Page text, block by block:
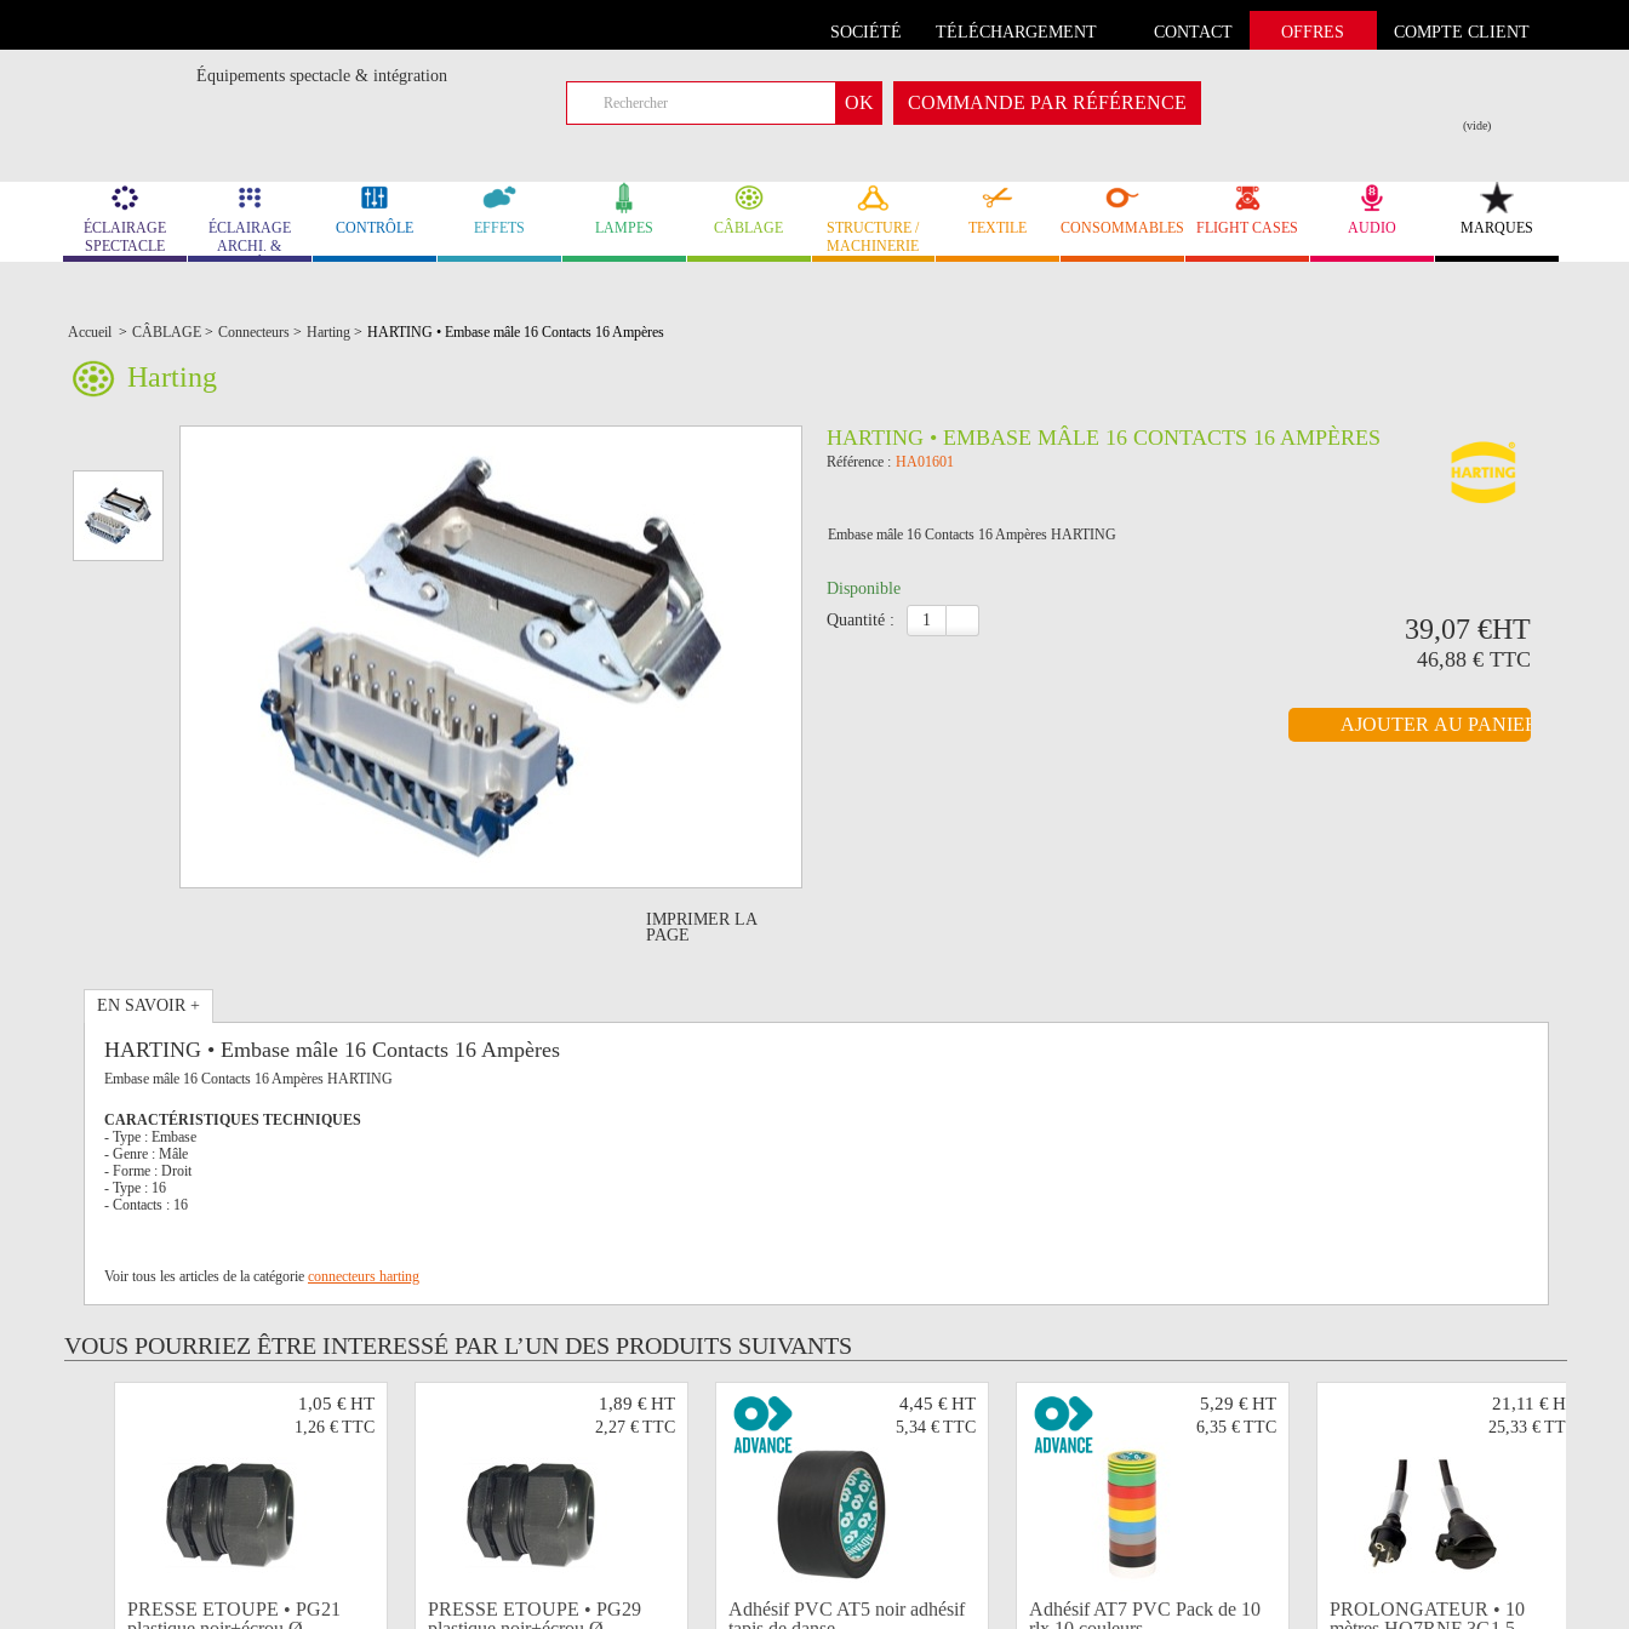
SOCIÉTÉ TÉLÉCHARGEMENT CONTACT OFFRES COMPTE CLIENT
Équipements spectacle & intégration
(vide)
COMMANDE PAR RÉFÉRENCE
ÉCLAIRAGE
SPECTACLE
ÉCLAIRAGE
ARCHI. &
MUSÉO.
CONTRÔLE EFFETS LAMPES CÂBLAGE
STRUCTURE /
MACHINERIE
TEXTILE CONSOMMABLES FLIGHT CASES AUDIO MARQUES
Accueil > CÂBLAGE > Connecteurs > Harting > HARTING • Embase mâle 16 Contacts 16 Ampères
Harting
IMPRIMER LA
PAGE
HARTING • EMBASE MÂLE 16 CONTACTS 16 AMPÈRES
Référence : HA01601
Embase mâle 16 Contacts 16 Ampères HARTING
Disponible
quantité :
39,07 €HT
46,88 € TTC
EN SAVOIR +
HARTING • Embase mâle 16 Contacts 16 Ampères
Embase mâle 16 Contacts 16 Ampères HARTING
CARACTÉRISTIQUES TECHNIQUES
- Type : Embase
- Genre : Mâle
- Forme : Droit
- Type : 16
- Contacts : 16
Voir tous les articles de la catégorie connecteurs harting
VOUS POURRIEZ ÊTRE INTERESSÉ PAR L’UN DES PRODUITS SUIVANTS
1,05 €HT
1,26 € TTC
PRESSE ETOUPE • PG21
1,89 €HT
2,27 € TTC
PRESSE ETOUPE • PG29
4,45 €HT
5,34 € TTC
Adhésif PVC AT5 noir adhésif
5,29 €HT
6,35 € TTC
Adhésif AT7 PVC Pack de 10
21,11 €HT
25,33 € TTC
PROLONGATEUR • 10